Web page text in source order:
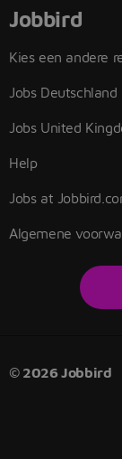
Jobbird
Kies een andere
Jobs Deutschland
Jobs United
Help
Jobs at
Algemene
© 2026 Jobbird